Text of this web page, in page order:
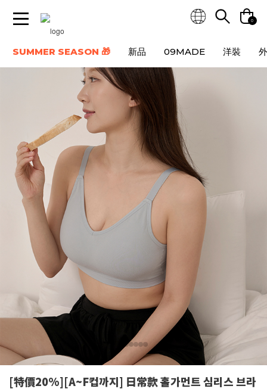
0
SUMMER SEASON 🎁 新品 09MADE 洋裝
[特價20%][A~F컵까지] 日常款 홀가먼트 심리스 브라